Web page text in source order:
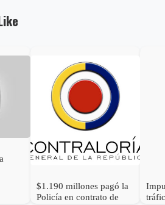
$1.190 millones pagó la
Policía en contrato de